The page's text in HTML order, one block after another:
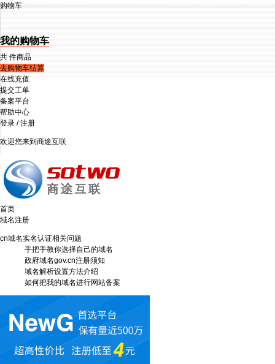
购物车
我的购物车
共 件商品
去购物车结算
在线充值
提交工单
备案平台
帮助中心
登录 /注册
欢迎您来到商途互联
首页
域名注册
cn域名实名认证相关问题
手把手教你选择自己的域名
政府域名gov.cn注册须知
域名解析设置方法介绍
如何把我的域名进行网站备案